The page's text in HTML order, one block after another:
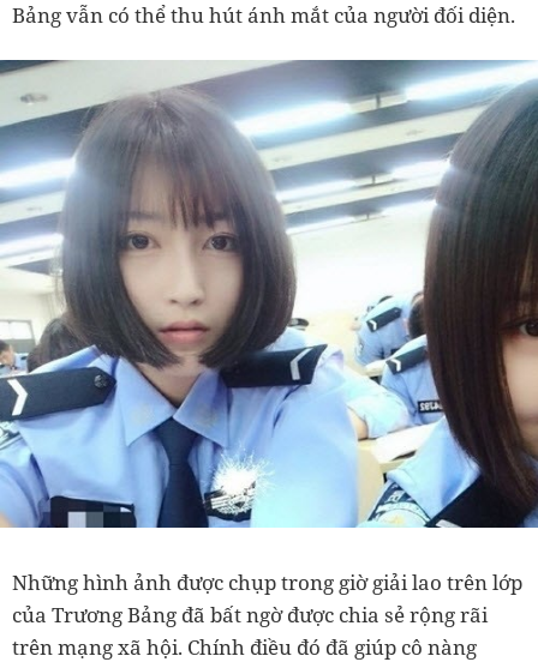
Bảng vẫn có thể thu hút ánh mắt của người đối diện.
Những hình ảnh được chụp trong giờ giải lao trên lớp
của Trương Bảng đã bất ngờ được chia sẻ rộng rãi
trên mạng xã hội. Chính điều đó đã giúp cô nàng